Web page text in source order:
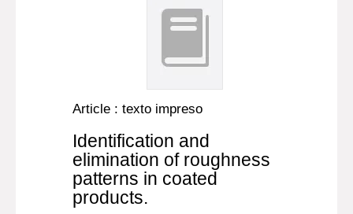
Article : texto impreso
Identification and
elimination of roughness
patterns in coated
products.